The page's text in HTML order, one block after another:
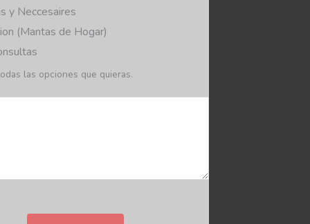
y Neccesaires
(Mantas de Hogar)
las opciones que quieras.